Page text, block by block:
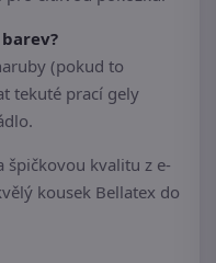
(pokud to
tekuté prací gely
špičkovou kvalitu z e-
kousek Bellatex do